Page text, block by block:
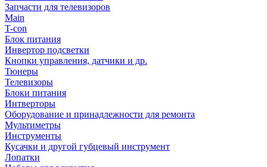
Запчасти для телевизоров
Main
T-con
Блок питания
Инвертор подсветки
Кнопки управления, датчики и др.
Тюнеры
Телевизоры
Блоки питания
Интверторы
Оборудование и принадлежности для ремонта
Мультиметры
Инструменты
Кусачки и другой губцевый инструмент
Лопатки